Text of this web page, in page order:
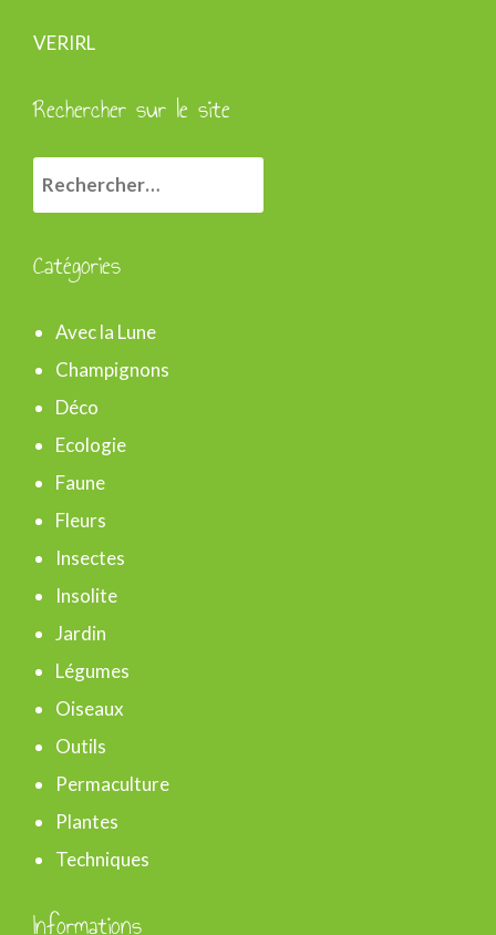
VERIRL
Rechercher sur le site
R
e
e
r
c
h
e
r
:
Catégories
Avec la Lune
Champignons
Déco
Ecologie
Faune
Fleurs
Insectes
Insolite
Jardin
Légumes
Oiseaux
Outils
Permaculture
Plantes
Techniques
Informations